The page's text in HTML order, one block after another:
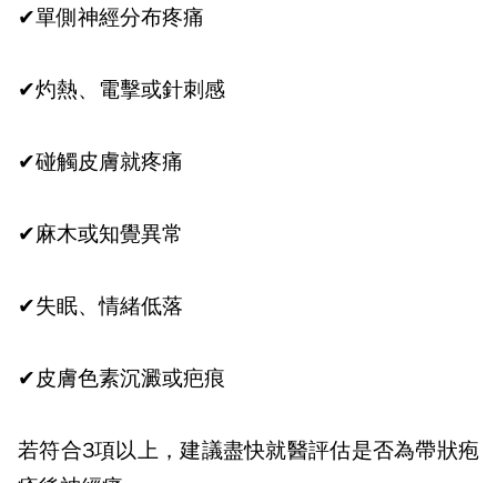
✔單側神經分布疼痛
✔灼熱、電擊或針刺感
✔碰觸皮膚就疼痛
✔麻木或知覺異常
✔失眠、情緒低落
✔皮膚色素沉澱或疤痕
若符合3項以上，建議盡快就醫評估是否為帶狀疱